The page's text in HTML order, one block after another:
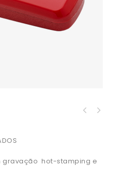
gravação hot-stamping e